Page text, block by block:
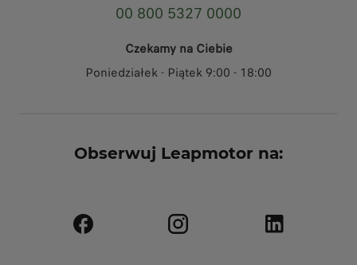
00 800 5327 0000
Czekamy na Ciebie
Poniedziałek - Piątek 9:00 - 18:00
Obserwuj Leapmotor na: